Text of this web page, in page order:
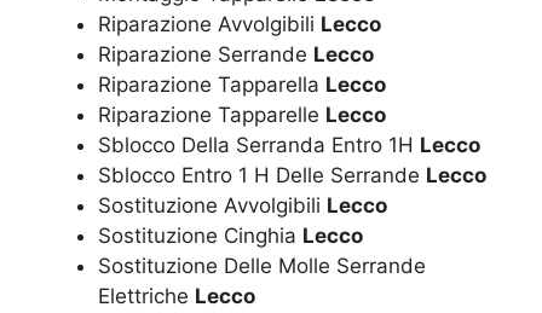
Riparazione Avvolgibili Lecco
Riparazione Serrande Lecco
Riparazione Tapparella Lecco
Riparazione Tapparelle Lecco
Sblocco Della Serranda Entro 1H Lecco
Sblocco Entro 1 H Delle Serrande Lecco
Sostituzione Avvolgibili Lecco
Sostituzione Cinghia Lecco
Sostituzione Delle Molle Serrande
Elettriche Lecco